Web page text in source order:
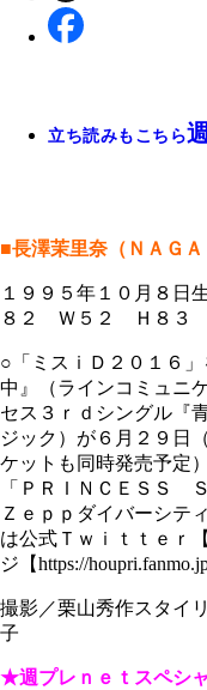
立ち読みもこちら
■長澤茉里奈（ＮＡＧ
１９９５年１０月８
８２ Ｗ５２ Ｈ８３
○「ミスｉＤ２０１６
中』（ラインコミュニ
セス３ｒｄシングル『
ジック）が６月２９日
ケットも同時発売予定
「ＰＲＩＮＣＥＳＳ
Ｚｅｐｐダイバーシテ
は公式Ｔｗｉｔｔｅｒ
ジ【https://
撮影／栗山秀作スタイ
子
★週プレｎｅｔスペシ